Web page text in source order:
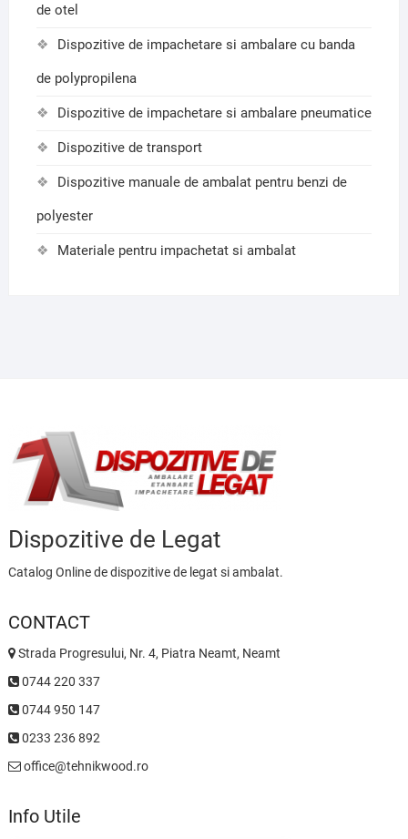
de otel
Dispozitive de impachetare si ambalare cu banda
de polypropilena
Dispozitive de impachetare si ambalare pneumatice
Dispozitive de transport
Dispozitive manuale de ambalat pentru benzi de
polyester
Materiale pentru impachetat si ambalat
Dispozitive de Legat
Catalog Online de dispozitive de legat si ambalat.
CONTACT
Strada Progresului, Nr. 4, Piatra Neamt, Neamt
0744 220 337
0744 950 147
0233 236 892
office@tehnikwood.ro
Info Utile